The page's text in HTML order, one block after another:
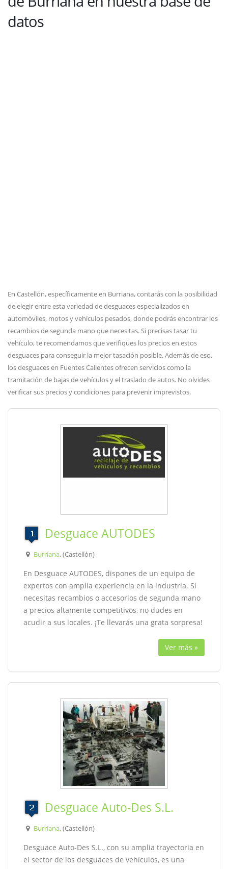
datos
En Castellón, específicamente en Burriana, contarás con la posibilidad
de elegir entre esta variedad de desguaces especializados en
automóviles, motos y vehículos pesados, donde podrás encontrar los
recambios de segunda mano que necesitas. Si precisas tasar tu
vehículo, te recomendamos que verifiques los precios en estos
desguaces para conseguir la mejor tasación posible. Además de eso,
los desguaces en Fuentes Calientes ofrecen servicios como la
tramitación de bajas de vehículos y el traslado de autos. No olvides
verificar sus precios y condiciones para prevenir imprevistos.
Desguace AUTODES
Burriana, (Castellón)
En Desguace AUTODES, dispones de un equipo de
expertos con amplia experiencia en la industria. Si
necesitas recambios o accesorios de segunda mano
a precios altamente competitivos, no dudes en
acudir a sus locales. ¡Te llevarás una grata sorpresa!
Ver más »
Desguace Auto-Des S.L.
Burriana, (Castellón)
Desguace Auto-Des S.L., con su amplia trayectoria en
el sector de los desguaces de vehículos, es una